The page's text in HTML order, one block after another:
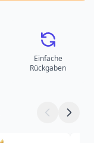
Einfache
Rückgaben